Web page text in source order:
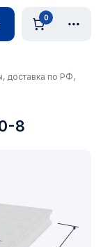
0
доставка по РФ,
8